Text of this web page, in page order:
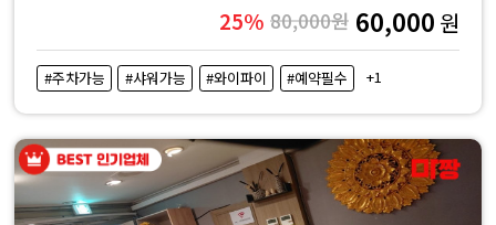
25% 80,000원 60,000 원
#주차가능 #샤워가능 #와이파이 #예약필수 +1